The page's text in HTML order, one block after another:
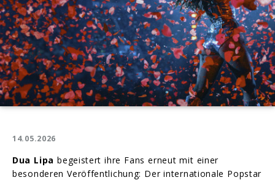
14.05.2026
Dua Lipa begeistert ihre Fans erneut mit einer
besonderen Veröffentlichung: Der internationale Popstar